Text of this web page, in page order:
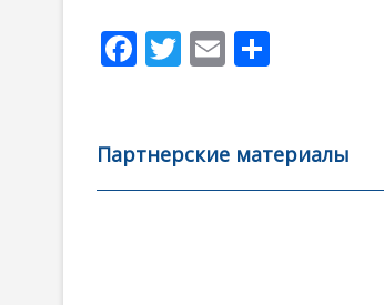
F
b
o
T
er
E
l
а
в
Партнерские материалы